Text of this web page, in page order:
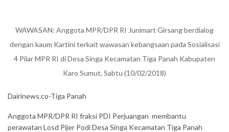
WAWASAN: Anggota MPR/DPR RI Junimart Girsang berdialog
dengan kaum Kartini terkait wawasan kebangsaan pada Sosialisasi
4 Pilar MPR RI di Desa Singa Kecamatan Tiga Panah Kabupaten
Karo Sumut, Sabtu (10/02/2018)
Dairinews.co-Tiga Panah
Anggota MPR/DPR RI fraksi PDI Perjuangan membantu
perawatan Losd Pijer Podi Desa Singa Kecamatan Tiga Panah